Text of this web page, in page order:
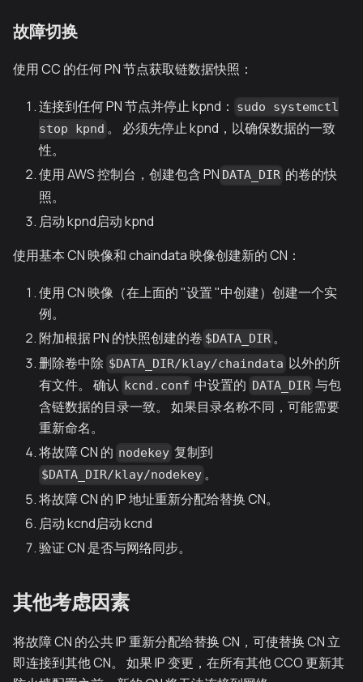
故障切换
使用 CC 的任何 PN 节点获取链数据快照：
连接到任何 PN 节点并停止 kpnd：
sudo systemctl
stop kpnd 。 必须先停止 kpnd，以确保数据的一致
性。
使用 AWS 控制台，创建包含 PN DATA_DIR 的卷的快
照。
启动 kpnd启动 kpnd
使用基本 CN 映像和 chaindata 映像创建新的 CN：
使用 CN 映像（在上面的 "设置 "中创建）创建一个实
例。
附加根据 PN 的快照创建的卷 $DATA_DIR 。
删除卷中除 $DATA_DIR/klay/chaindata 以外的所
有文件。 确认 kcnd.conf 中设置的 DATA_DIR 与包
含链数据的目录一致。 如果目录名称不同，可能需要
重新命名。
将故障 CN 的 nodekey 复制到
$DATA_DIR/klay/nodekey 。
将故障 CN 的 IP 地址重新分配给替换 CN。
启动 kcnd启动 kcnd
验证 CN 是否与网络同步。
其他考虑因素
将故障 CN 的公共 IP 重新分配给替换 CN，可使替换 CN 立
即连接到其他 CN。 如果 IP 变更，在所有其他 CCO 更新其